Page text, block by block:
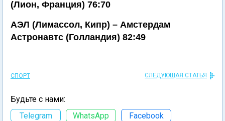
(Лион, Франция) 76:70
АЭЛ (Лимассол, Кипр) – Амстердам
Астронавтс (Голландия) 82:49
СПОРТ СЛЕДУЮЩАЯ СТАТЬЯ
Будьте с нами:
Telegram
WhatsApp Facebook